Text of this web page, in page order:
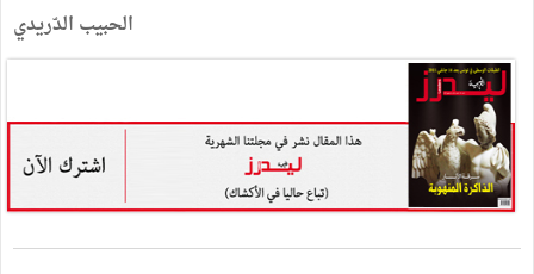
الحبيب الدّريدي